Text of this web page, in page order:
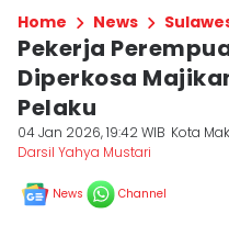
Home News
Pekerja
Diperkosa
Pelaku
04 Jan 2026, 19:42 WIB Kota
Darsil Yahya Mustari
News Channel